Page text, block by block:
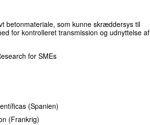
betonmateriale, som kunne skræddersys til
for kontrolleret transmission og udnyttelse af
for SMEs
(Spanien)
(Frankrig)